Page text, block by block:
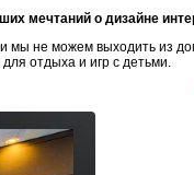
мечтаний о дизайне
мы не можем выходить из
отдыха и игр с детьми.